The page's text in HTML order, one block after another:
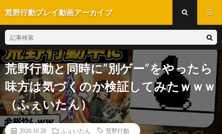
荒野行動プレイ動画アーカイブ
荒野行動と同時に”別ゲー”をやったら
味方は気づくのか検証してみたｗｗｗ
（ふぇいたん）
2020.10.28 ふぇいたん 荒野行動